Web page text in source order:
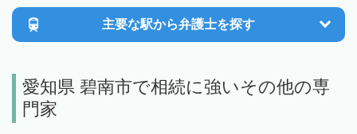
主要な駅から弁護士を探す
愛知県 碧南市で相続に強いその他の専
門家